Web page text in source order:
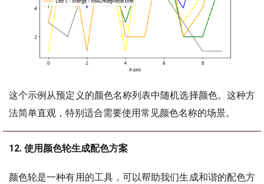
这个示例从预定义的颜色名称列表中随机选择颜色。这种方
法简单直观，特别适合需要使用常见颜色名称的场景。
12. 使用颜色轮生成配色方案
颜色轮是一种有用的工具，可以帮助我们生成和谐的配色方